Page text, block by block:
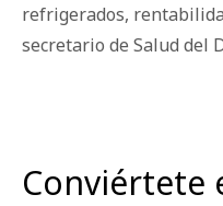
refrigerados,
secretario de Salud del
Conviértete